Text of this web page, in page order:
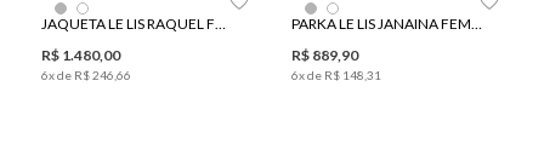
JAQUETA LE LIS RAQUEL FEMININA
R$ 1.480,00
6x de R$246 66
PARKA LE LIS JANAINA FEMININA
R$ 889,90
6x de R$ 148 31